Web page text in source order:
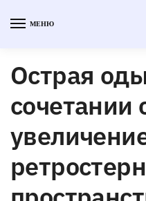
МЕНЮ
Острая
сочетании